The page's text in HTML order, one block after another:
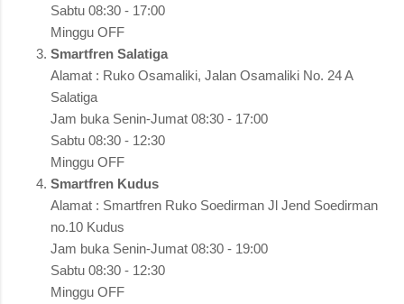
Sabtu 08:30 - 17:00
Minggu OFF
Smartfren Salatiga
Alamat : Ruko Osamaliki, Jalan Osamaliki No. 24 A
Salatiga
Jam buka Senin-Jumat 08:30 - 17:00
Sabtu 08:30 - 12:30
Minggu OFF
Smartfren Kudus
Alamat : Smartfren Ruko Soedirman Jl Jend Soedirman
no.10 Kudus
Jam buka Senin-Jumat 08:30 - 19:00
Sabtu 08:30 - 12:30
Minggu OFF